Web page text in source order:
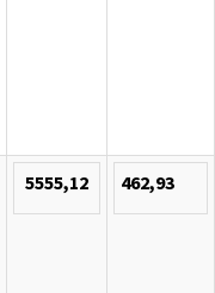
5555,12 462,93